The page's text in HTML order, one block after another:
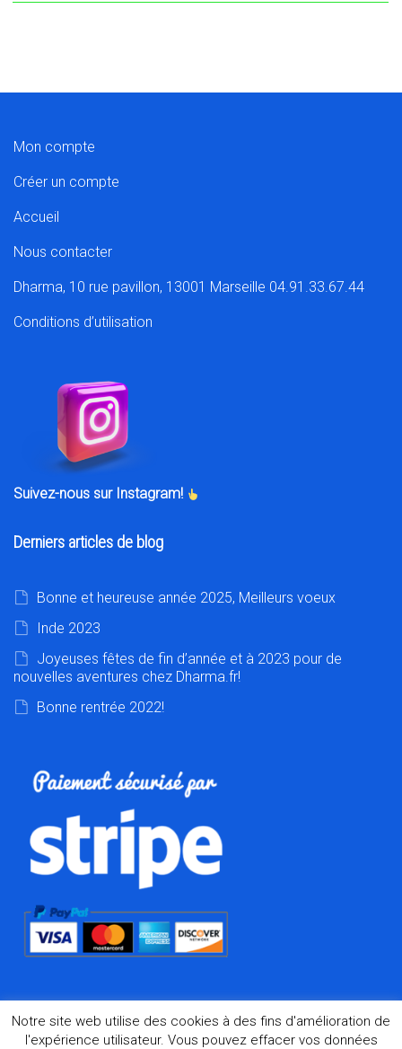
Mon compte
Créer un compte
Accueil
Nous contacter
Dharma, 10 rue pavillon, 13001 Marseille 04.91.33.67.44
Conditions d’utilisation
Suivez-nous sur Instagram!
Derniers articles de blog
Bonne et heureuse année 2025, Meilleurs voeux
Inde 2023
Joyeuses fêtes de fin d’année et à 2023 pour de
nouvelles aventures chez Dharma.fr!
Bonne rentrée 2022!
Notre site web utilise des cookies à des fins d'amélioration de
l'expérience utilisateur. Vous pouvez effacer vos données